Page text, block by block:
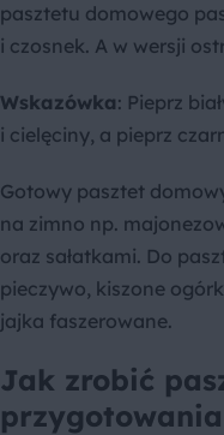
pasztetu domowego
i czosnek. A w wersji
Wskazówka: Pieprz
i cielęciny, a pieprz
Gotowy pasztet
na zimno np.
oraz sałatkami. Do
pieczywo, kiszone
jajka faszerowane.
Jak zrobić
przygotowania